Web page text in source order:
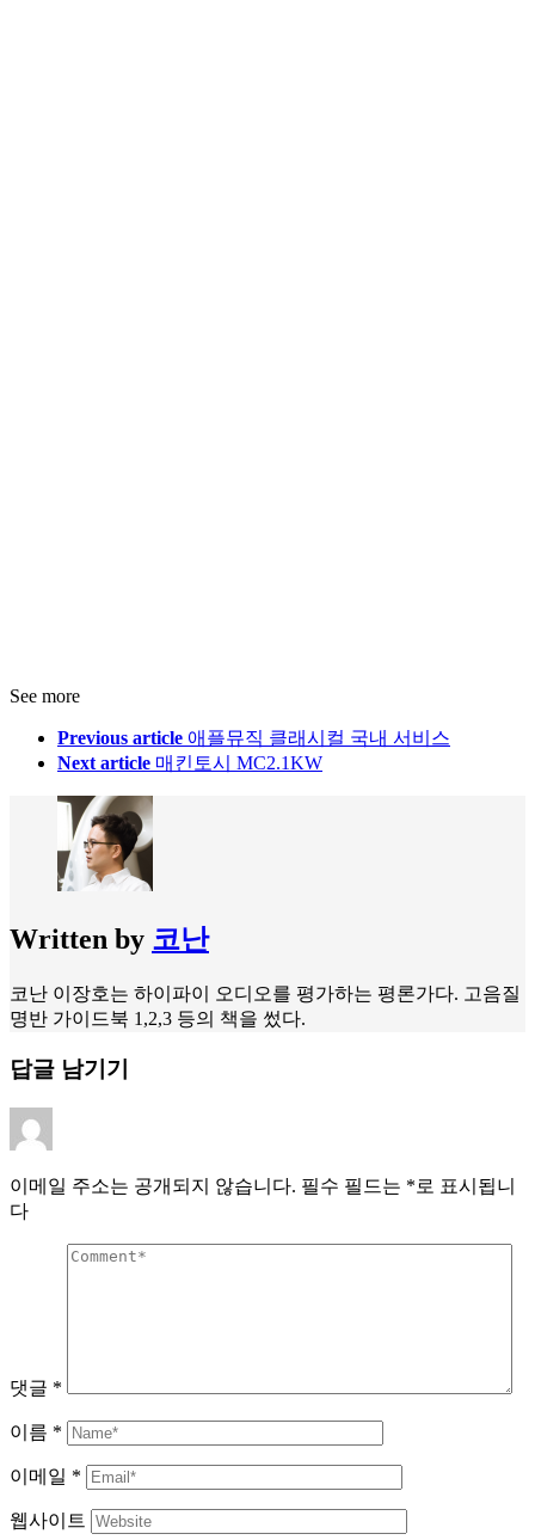
See more
Previous article 애플뮤직 클래시컬 국내 서비스
Next article 매킨토시 MC2.1KW
Written by 코난
코난 이장호는 하이파이 오디오를 평가하는 평론가다. 고음질
명반 가이드북 1,2,3 등의 책을 썼다.
답글 남기기
이메일 주소는 공개되지 않습니다. 필수 필드는 *로 표시됩니
다
댓글 *
이름 *
이메일 *
웹사이트